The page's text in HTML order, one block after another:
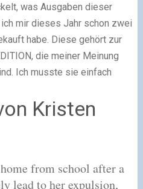
was Ausgaben dieser
mir dieses Jahr schon zwei
habe. Diese gehört zur
, die meiner Meinung
Ich musste sie einfach
Kristen
from school after a
lead to her expulsion,